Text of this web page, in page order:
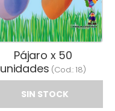
Pájaro x 50
unidades (Cod.:18)
SIN STOCK